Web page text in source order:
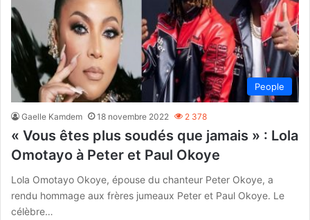
People
Gaelle Kamdem 18 novembre 2022 2 378
« Vous êtes plus soudés que jamais » : Lola
Omotayo à Peter et Paul Okoye
Lola Omotayo Okoye, épouse du chanteur Peter Okoye, a
rendu hommage aux frères jumeaux Peter et Paul Okoye. Le
célèbre…